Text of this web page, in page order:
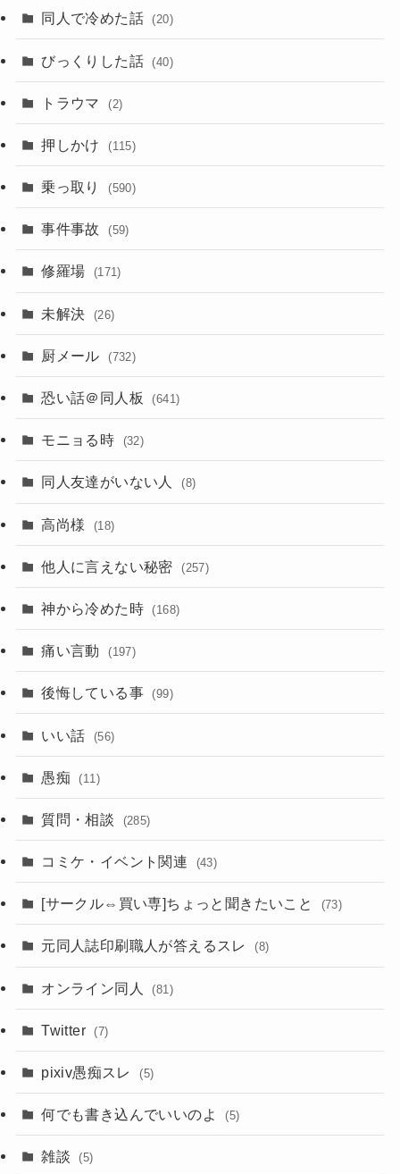
同人で冷めた話 (20)
びっくりした話 (40)
トラウマ (2)
押しかけ (115)
乗っ取り (590)
事件事故 (59)
修羅場 (171)
未解決 (26)
厨メール (732)
恐い話＠同人板 (641)
モニョる時 (32)
同人友達がいない人 (8)
高尚様 (18)
他人に言えない秘密 (257)
神から冷めた時 (168)
痛い言動 (197)
後悔している事 (99)
いい話 (56)
愚痴 (11)
質問・相談 (285)
コミケ・イベント関連 (43)
[サークル⇔買い専]ちょっと聞きたいこと (73)
元同人誌印刷職人が答えるスレ (8)
オンライン同人 (81)
Twitter (7)
pixiv愚痴スレ (5)
何でも書き込んでいいのよ (5)
雑談 (5)